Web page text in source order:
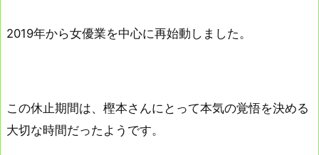
2019年から女優業を中心に再始動しました。
この休止期間は、樫本さんにとって本気の覚悟を決める
大切な時間だったようです。